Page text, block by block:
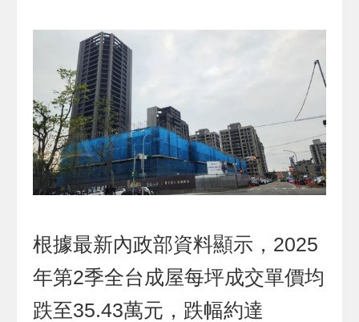
根據最新內政部資料顯示，2025
年第2季全台成屋每坪成交單價均
跌至35.43萬元，跌幅約達